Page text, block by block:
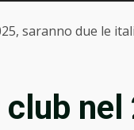
saranno due le